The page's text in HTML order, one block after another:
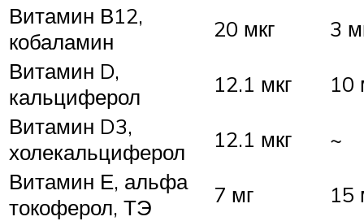
Витамин В12,
кобаламин
20 мкг
3
Витамин D,
кальциферол
12.1 мкг
10
Витамин D3,
холекальциферол
12.1 мкг
~
Витамин Е, альфа
токоферол, ТЭ
7 мг
15